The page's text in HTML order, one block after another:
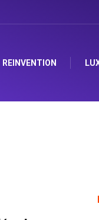
REINVENTION